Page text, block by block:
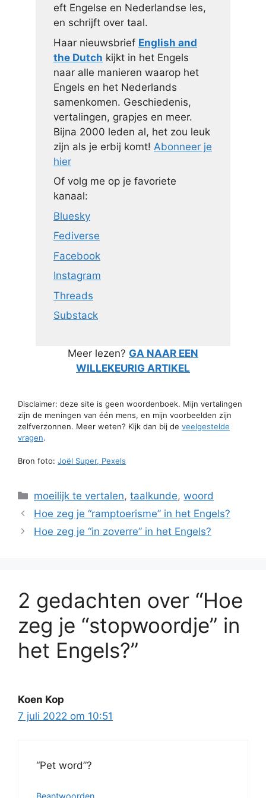
eft Engelse en Nederlandse les,
en schrijft over taal.
Haar nieuwsbrief English and
the Dutch kijkt in het Engels
naar alle manieren waarop het
Engels en het Nederlands
samenkomen. Geschiedenis,
vertalingen, grapjes en meer.
Bijna 2000 leden al, het zou leuk
zijn als je erbij komt! Abonneer je
hier
Of volg me op je favoriete
kanaal:
Bluesky
Fediverse
Facebook
Instagram
Threads
Substack
Meer lezen? GA NAAR EEN
WILLEKEURIG ARTIKEL
Disclaimer: deze site is geen woordenboek. Mijn vertalingen
zijn de meningen van één mens, en mijn voorbeelden zijn
zelfverzonnen. Meer weten? Kijk dan bij de veelgestelde
vragen.
Bron foto: Joël Super, Pexels
Categorieën
moeilijk te vertalen,taalkunde,woord
Hoe zeg je “ramptoerisme” in het Engels?
Hoe zeg je “in zoverre” in het Engels?
2 gedachten over “Hoe
zeg je “stopwoordje” in
het Engels?”
Koen Kop
7 juli 2022 om 10:51
“Pet word”?
Beantwoorden